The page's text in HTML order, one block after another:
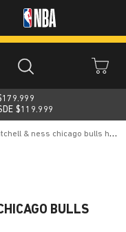
179.999
$119.999
& ness chicago bulls hombre
BULLS